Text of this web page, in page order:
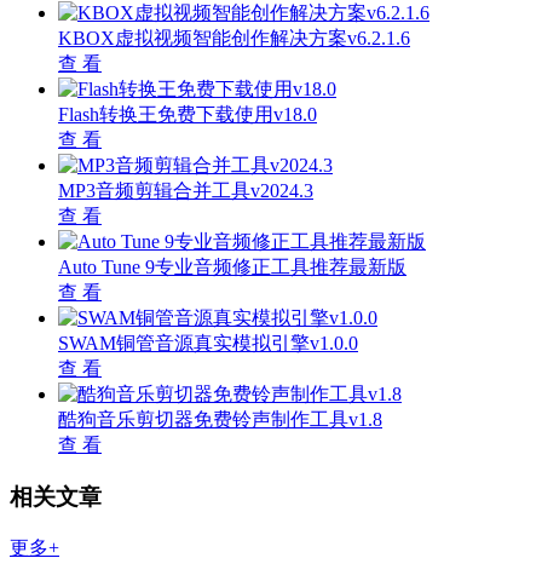
KBOX虚拟视频智能创作解决方案v6.2.1.6
查 看
Flash转换王免费下载使用v18.0
查 看
MP3音频剪辑合并工具v2024.3
查 看
Auto Tune 9专业音频修正工具推荐最新版
查 看
SWAM铜管音源真实模拟引擎v1.0.0
查 看
酷狗音乐剪切器免费铃声制作工具v1.8
查 看
相关文章
更多+